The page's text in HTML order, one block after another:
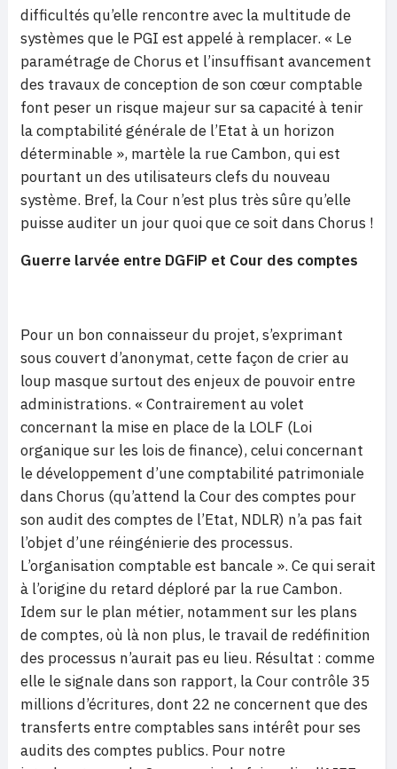
difficultés qu’elle rencontre avec la multitude de
systèmes que le PGI est appelé à remplacer. « Le
paramétrage de Chorus et l’insuffisant avancement
des travaux de conception de son cœur comptable
font peser un risque majeur sur sa capacité à tenir
la comptabilité générale de l’Etat à un horizon
déterminable », martèle la rue Cambon, qui est
pourtant un des utilisateurs clefs du nouveau
système. Bref, la Cour n’est plus très sûre qu’elle
puisse auditer un jour quoi que ce soit dans Chorus !
Guerre larvée entre DGFiP et Cour des comptes
Pour un bon connaisseur du projet, s’exprimant
sous couvert d’anonymat, cette façon de crier au
loup masque surtout des enjeux de pouvoir entre
administrations. « Contrairement au volet
concernant la mise en place de la LOLF (Loi
organique sur les lois de finance), celui concernant
le développement d’une comptabilité patrimoniale
dans Chorus (qu’attend la Cour des comptes pour
son audit des comptes de l’Etat, NDLR) n’a pas fait
l’objet d’une réingénierie des processus.
L’organisation comptable est bancale ». Ce qui serait
à l’origine du retard déploré par la rue Cambon.
Idem sur le plan métier, notamment sur les plans
de comptes, où là non plus, le travail de redéfinition
des processus n’aurait pas eu lieu. Résultat : comme
elle le signale dans son rapport, la Cour contrôle 35
millions d’écritures, dont 22 ne concernent que des
transferts entre comptables sans intérêt pour ses
audits des comptes publics. Pour notre